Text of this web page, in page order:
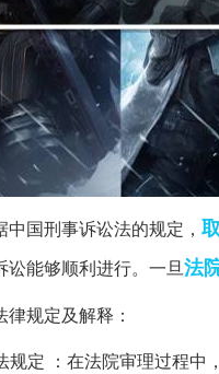
国刑事诉讼法的规定，
讼能够顺利进行。一旦法
规定及解释：
规定 ：在法院审理过程